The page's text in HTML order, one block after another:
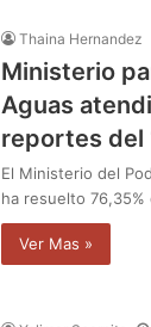
Thaina Hernandez
Ministerio
Aguas
reportes del
El Ministerio del
ha resuelto
Ver Mas »